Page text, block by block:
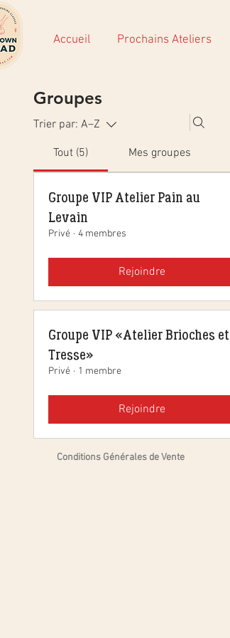
Accueil Prochains Ateliers
Groupes
Trier par: A–Z
Tout (5) Mes groupes
Groupe VIP Atelier Pain au
Levain
Privé · 4 membres
Rejoindre
Groupe VIP « Atelier Brioches et
Tresse »
Privé · 1 membre
Rejoindre
Conditions Générales de Vente